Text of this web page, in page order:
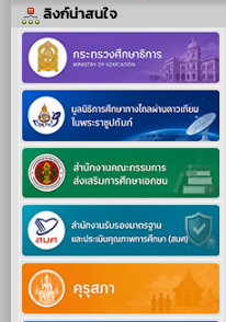
ลิงก์น่าสนใจ